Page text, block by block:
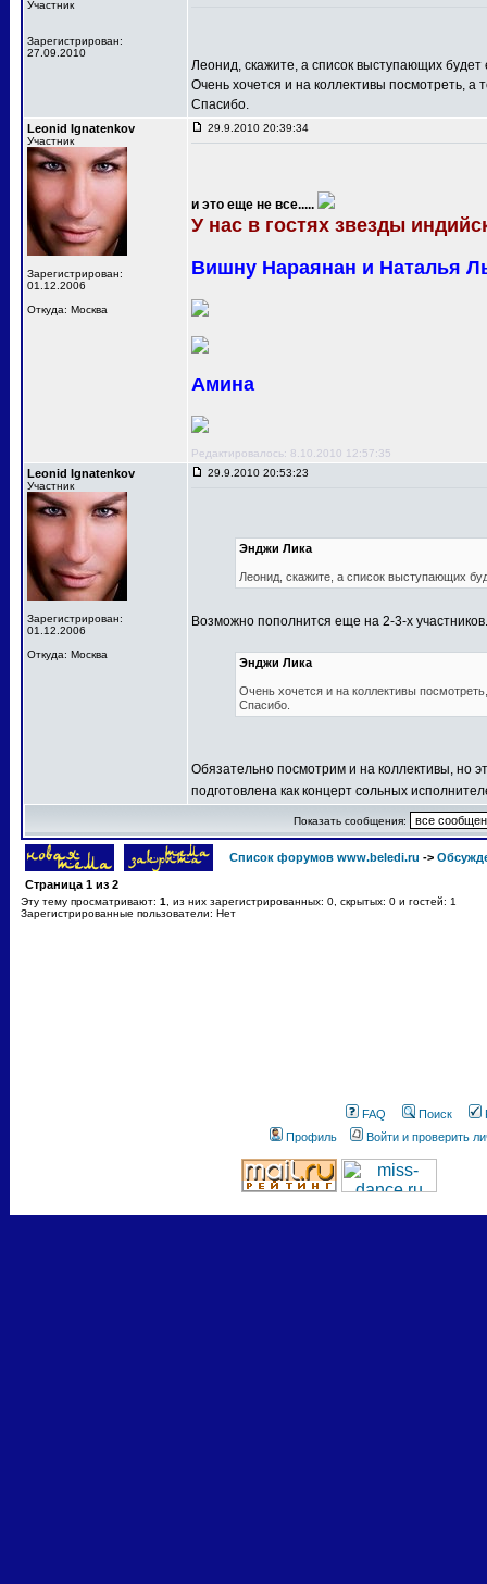
Участник
Зарегистрирован:
27.09.2010
Леонид, скажите, а список выступающих
Очень хочется и на коллективы посмотреть, а
Спасибо.
Leonid Ignatenkov
Участник
Зарегистрирован:
01.12.2006
Откуда: Москва
29.9.2010 20:39:34
и это еще не все.....
У нас в гостях звезды
Вишну Нараянан и Наталья
Амина
Редактировалось: 8.10.2010 12:57:35
Leonid Ignatenkov
Участник
Зарегистрирован:
01.12.2006
Откуда: Москва
29.9.2010 20:53:23
Энджи Лика
Леонид, скажите, а список выступающих
Возможно пополнится еще на 2-3-х
Энджи Лика
Очень хочется и на коллективы
Спасибо.
Обязательно посмотрим и на коллективы, но
подготовлена как концерт сольных
Показать сообщения:
Список форумов www.beledi.ru ->
Страница 1 из 2
Эту тему просматривают: 1
, из них зарегистрированных: 0, скрытых: 0 и гостей: 1
Зарегистрированные пользователи: Нет
FAQ Поиск
Профиль
Войти и проверить